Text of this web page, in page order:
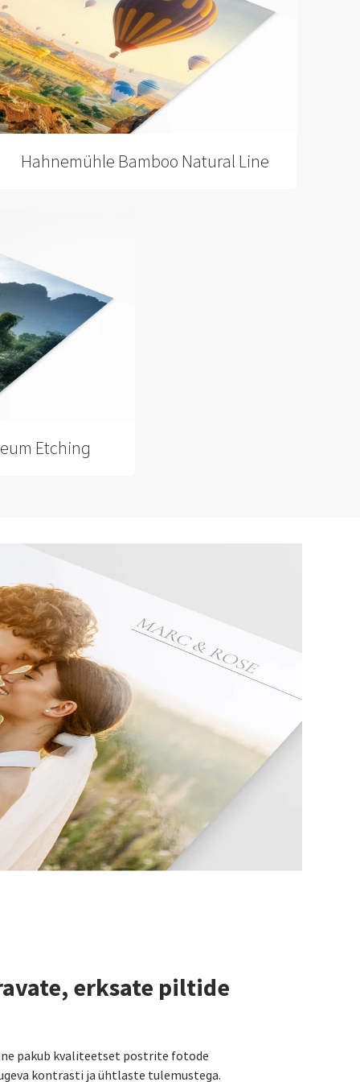
Hahnemühle Bamboo Natural Line
Etching
erksate piltide
pakub kvaliteetset postrite fotode
kontrasti ja ühtlaste tulemustega.